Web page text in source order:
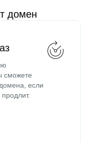
домен
сможете
если